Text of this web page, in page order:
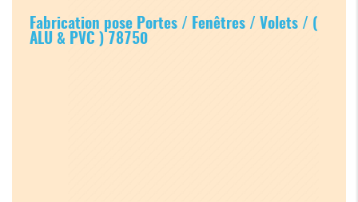
Fabrication pose Portes / Fenêtres / Volets / (
ALU & PVC ) 78750